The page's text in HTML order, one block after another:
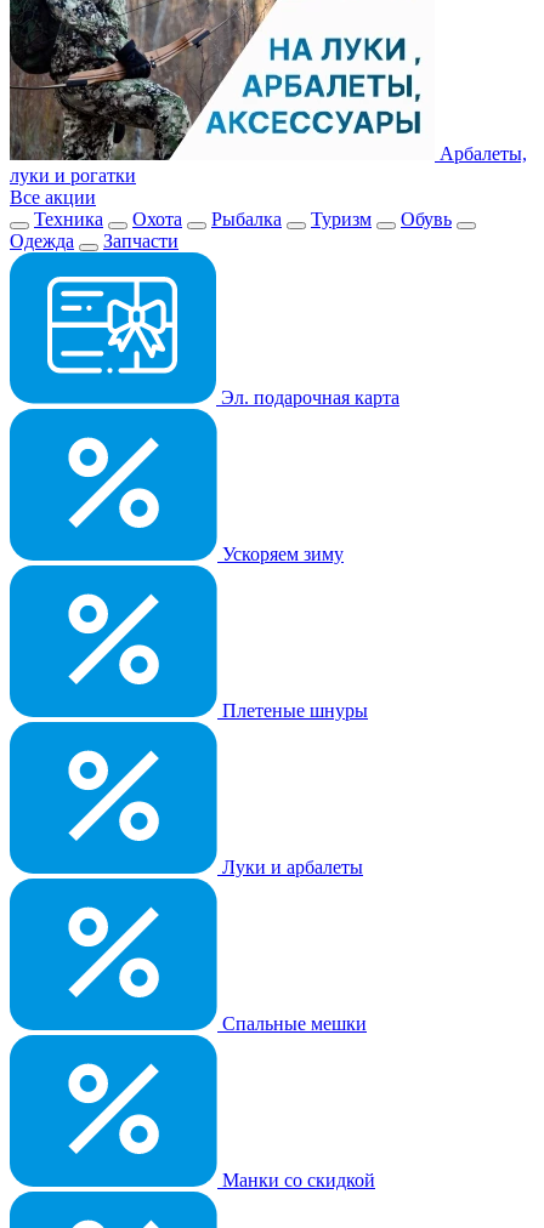
Арбалеты,
луки и рогатки
Все акции
Техника
Охота Рыбалка Туризм
Обувь
Одежда
Запчасти
Эл. подарочная карта
Ускоряем зиму
Плетеные шнуры
Луки и арбалеты
Спальные мешки
Манки со скидкой